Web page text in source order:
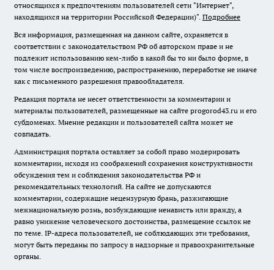
относящихся к предпочтениям пользователей сети "Интернет",
находящихся на территории Российской Федерации)". Подробнее
Вся информация, размещенная на данном сайте, охраняется в
соответствии с законодательством РФ об авторском праве и не
подлежит использованию кем-либо в какой бы то ни было форме, в
том числе воспроизведению, распространению, переработке не иначе
как с письменного разрешения правообладателя.
Редакция портала не несет ответственности за комментарии и
материалы пользователей, размещенные на сайте progorod43.ru и его
субдоменах. Мнение редакции и пользователей сайта может не
совпадать.
Администрация портала оставляет за собой право модерировать
комментарии, исходя из соображений сохранения конструктивности
обсуждения тем и соблюдения законодательства РФ и
рекомендательных технологий. На сайте не допускаются
комментарии, содержащие нецензурную брань, разжигающие
межнациональную рознь, возбуждающие ненависть или вражду, а
равно унижение человеческого достоинства, размещение ссылок не
по теме. IP-адреса пользователей, не соблюдающих эти требования,
могут быть переданы по запросу в надзорные и правоохранительные
органы.